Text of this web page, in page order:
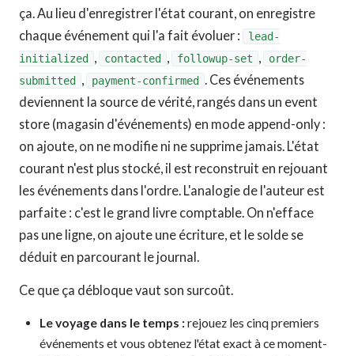
ça. Au lieu d'enregistrer l'état courant, on enregistre
chaque événement qui l'a fait évoluer :
lead-
initialized
, contacted , followup-set ,
order-
submitted
, payment-confirmed . Ces événements
deviennent la source de vérité, rangés dans un event
store (magasin d'événements) en mode append-only :
on ajoute, on ne modifie ni ne supprime jamais. L'état
courant n'est plus stocké, il est reconstruit en rejouant
les événements dans l'ordre. L'analogie de l'auteur est
parfaite : c'est le grand livre comptable. On n'efface
pas une ligne, on ajoute une écriture, et le solde se
déduit en parcourant le journal.
Ce que ça débloque vaut son surcoût.
Le voyage dans le temps :rejouez les cinq premiers
événements et vous obtenez l'état exact à ce moment-